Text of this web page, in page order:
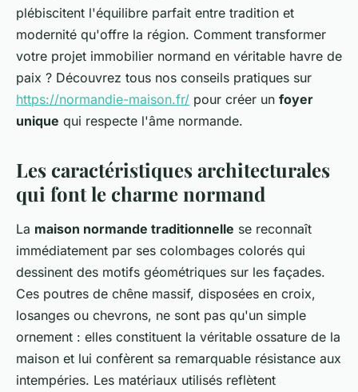
plébiscitent l'équilibre parfait entre tradition et
modernité qu'offre la région. Comment transformer
votre projet immobilier normand en véritable havre de
paix ? Découvrez tous nos conseils pratiques sur
https://normandie-maison.fr/ pour créer un foyer
unique qui respecte l'âme normande.
Les caractéristiques architecturales
qui font le charme normand
La maison normande traditionnelle se reconnaît
immédiatement par ses colombages colorés qui
dessinent des motifs géométriques sur les façades.
Ces poutres de chêne massif, disposées en croix,
losanges ou chevrons, ne sont pas qu'un simple
ornement : elles constituent la véritable ossature de la
maison et lui confèrent sa remarquable résistance aux
intempéries. Les matériaux utilisés reflètent